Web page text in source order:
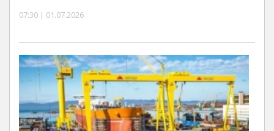
07:30 | 01.07.2026